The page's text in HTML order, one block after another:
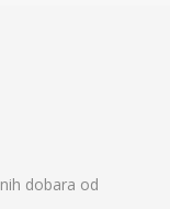
dobara od